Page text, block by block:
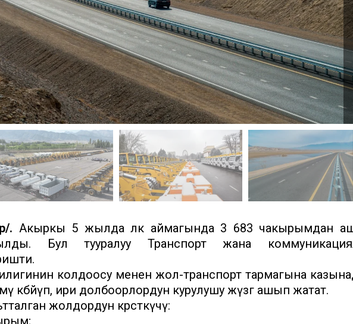
. Акыркы 5 жылда өлкө аймагында 3 683 чакырымдан
Бул тууралуу Транспорт жана
колдоосу менен жол-транспорт тармагына
көбөйүп, ири долбоорлордун курулушу жүзөгө ашып жатат.
жолдордун көрсөткүчү: